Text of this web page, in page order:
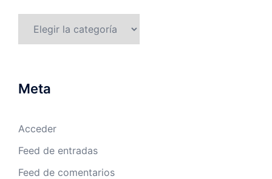
Meta
Acceder
Feed de entradas
Feed de comentarios